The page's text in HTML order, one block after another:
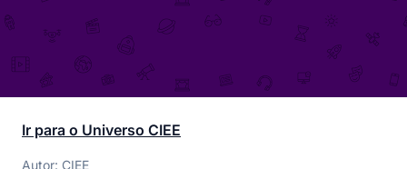
Ir para o Universo CIEE
Autor: CIEE